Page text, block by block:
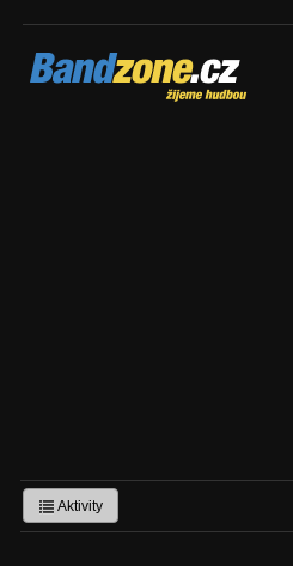
Bandzone.cz
žijeme hudbou
Aktivity